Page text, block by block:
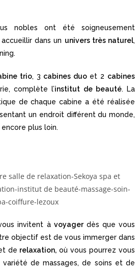
nobles ont été soigneusement
dans un univers très naturel,
trio, 3 cabines duoet 2 cabines
complète l’institut de beauté. La
de chaque cabine a été réalisée
un endroit différent du monde,
plus loin.
invitent à voyagerdès que vous
objectif est de vous immerger dans
de relaxation, où vous pourrez vous
variété de massages, de soins et de